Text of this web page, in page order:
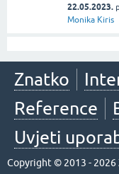
22.05.2023.
Monika Kiris
Znatko
Reference
Uvjeti
Copyright © 2013 - 2026